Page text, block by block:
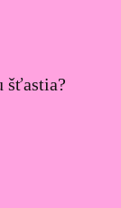
šťastia?